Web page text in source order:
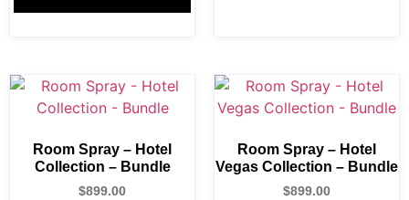
Room Spray – Hotel
Collection – Bundle
$899.00
Room Spray – Hotel
Vegas Collection – Bundle
$899.00